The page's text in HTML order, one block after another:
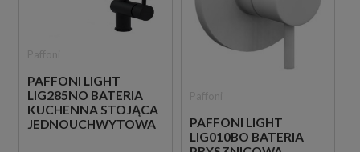
PAFFONI LIGHT
LIG285NO BATERIA
KUCHENNA STOJĄCA
JEDNOUCHWYTOWA
PAFFONI LIGHT
LIG010BO BATERIA